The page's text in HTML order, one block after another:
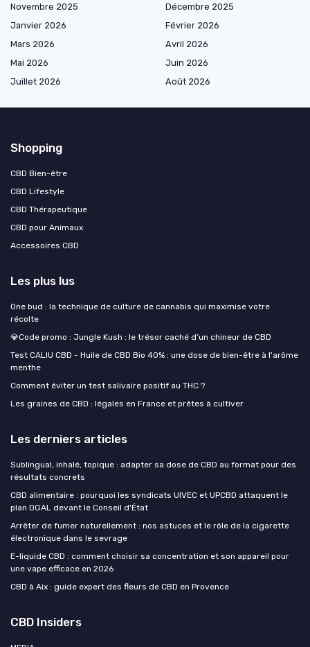
Novembre 2025
Décembre 2025
Janvier 2026
Février 2026
Mars 2026
Avril 2026
Mai 2026
Juin 2026
Juillet 2026
Août 2026
Shopping
CBD Bien-être
CBD Lifestyle
CBD Thérapeutique
CBD pour Animaux
Accessoires CBD
Les plus lus
One bud : la technique de culture de cannabis qui maximise votre
récolte
💎Code promo : Jungle Kush : le trésor caché d’un chineur de CBD
Test CALIU CBD - Huile de CBD Bio 40% : une dose de bien-être à l'arôme
menthe
Comment éviter un test salivaire positif au THC ?
Les graines de CBD : légales en France et prêtes à cultiver
Les derniers articles
Sublingual, inhalé, topique : adapter sa dose de CBD au format pour des
résultats concrets
CBD alimentaire : pourquoi les syndicats UIVEC et UPCBD attaquent le
plan DGAL devant le Conseil d'État
Arrêter de fumer naturellement : nos astuces et le rôle de la cigarette
électronique dans le sevrage
E-liquide CBD : comment choisir sa concentration et son appareil pour
une vape efficace en 2026
CBD à Aix : guide expert des fleurs de CBD en Provence
CBD Insiders